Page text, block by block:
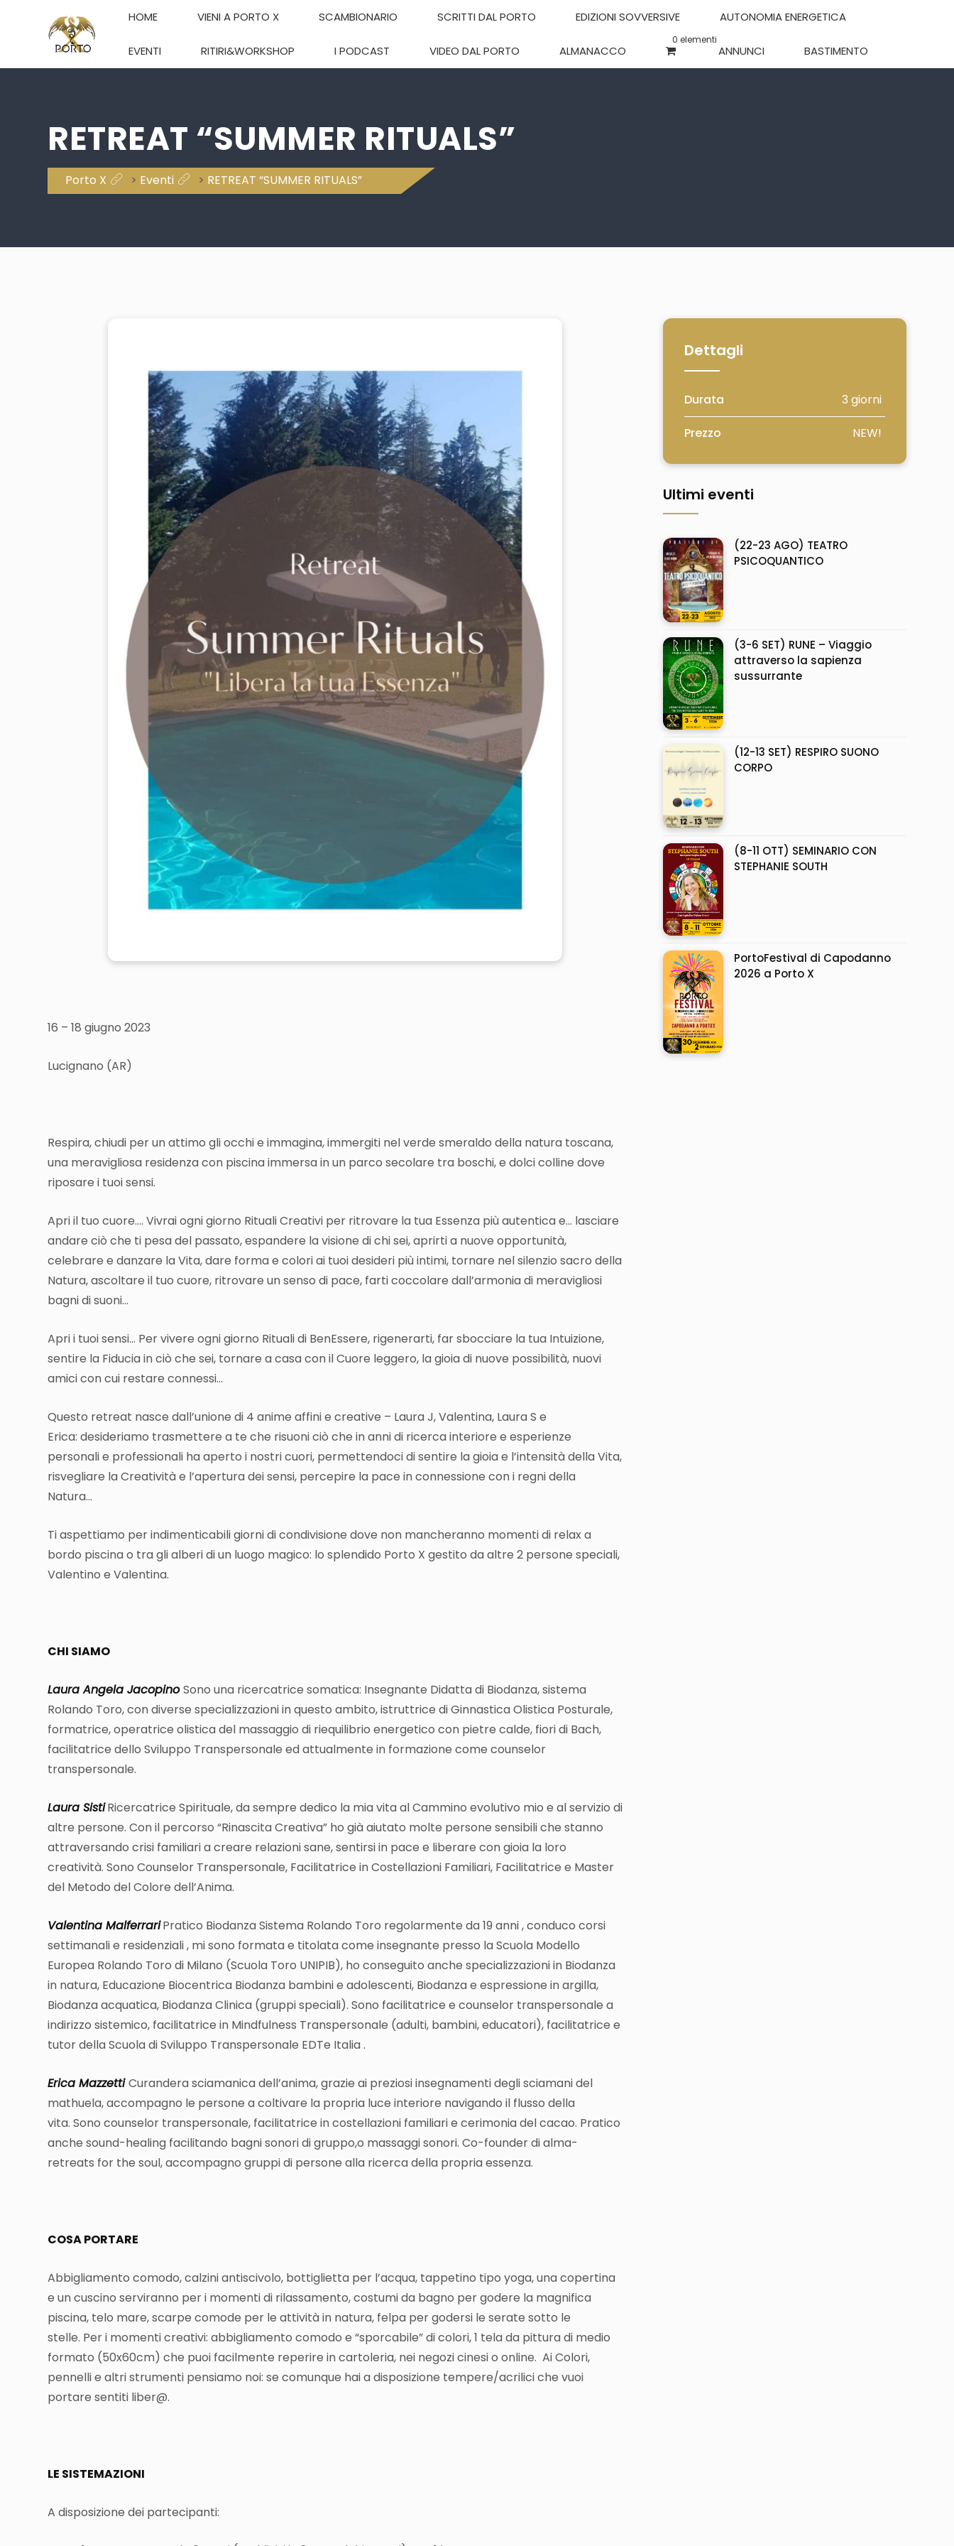
HOME VIENI A PORTO X SCAMBIONARIO SCRITTI DAL PORTO EDIZIONI SOVVERSIVE AUTONOMIA ENERGETICA
EVENTI RITIRI&WORKSHOP I PODCAST VIDEO DAL PORTO ALMANACCO
0 elementi
ANNUNCI BASTIMENTO
RETREAT “SUMMER RITUALS”
Porto X > Eventi > RETREAT “SUMMER RITUALS”
16 – 18 giugno 2023
Lucignano (AR)
Respira, chiudi per un attimo gli occhi e immagina, immergiti nel verde smeraldo della natura toscana,
una meravigliosa residenza con piscina immersa in un parco secolare tra boschi, e dolci colline dove
riposare i tuoi sensi.
Apri il tuo cuore…. Vivrai ogni giorno Rituali Creativi per ritrovare la tua Essenza più autenticae… lasciare
andare ciò che ti pesa del passato, espandere la visione di chi sei, aprirti a nuove opportunità,
celebrare e danzare la Vita, dare forma e colori ai tuoi desideri più intimi, tornare nel silenzio sacro della
Natura, ascoltare il tuo cuore, ritrovare un senso di pace, farti coccolare dall’armonia di meravigliosi
bagni di suoni…
Apri i tuoi sensi… Per vivere ogni giorno Rituali di BenEssere, rigenerarti, far sbocciare la tua Intuizione,
sentire la Fiducia in ciò che sei, tornare a casa con il Cuore leggero, la gioia di nuove possibilità, nuovi
amici con cui restare connessi…
Questo retreat nasce dall’unione di 4 anime affini e creative – Laura J, Valentina, Laura S e
Erica: desideriamo trasmettere a te che risuoni ciò che in anni di ricerca interiore e esperienze
personali e professionali ha aperto i nostri cuori, permettendoci di sentire la gioia e l’intensità della Vita,
risvegliare la Creatività e l’apertura dei sensi, percepire la pace in connessione con i regni della
Natura…
Ti aspettiamo per indimenticabili giorni di condivisione dove non mancheranno momenti di relax a
bordo piscina o tra gli alberi di un luogo magico: lo splendido Porto X gestito da altre 2 persone speciali,
Valentino e Valentina.
CHI SIAMO
Laura Angela JacopinoSono una ricercatrice somatica: Insegnante Didatta di Biodanza, sistema
Rolando Toro, con diverse specializzazioni in questo ambito, istruttrice di Ginnastica Olistica Posturale,
formatrice, operatrice olistica del massaggio di riequilibrio energetico con pietre calde, fiori di Bach,
facilitatrice dello Sviluppo Transpersonale ed attualmente in formazione come counselor
transpersonale.
Laura SistiRicercatrice Spirituale, da sempre dedico la mia vita al Cammino evolutivo mio e al servizio di
altre persone. Con il percorso “Rinascita Creativa” ho già aiutato molte persone sensibili che stanno
attraversando crisi familiari a creare relazioni sane, sentirsi in pace e liberare con gioia la loro
creatività. Sono Counselor Transpersonale, Facilitatrice in Costellazioni Familiari, Facilitatrice e Master
del Metodo del Colore dell’Anima.
Valentina MalferrariPratico Biodanza Sistema Rolando Toro regolarmente da 19 anni , conduco corsi
settimanali e residenziali , mi sono formata e titolata come insegnante presso la Scuola Modello
Europea Rolando Toro di Milano (Scuola Toro UNIPIB), ho conseguito anche specializzazioni in Biodanza
in natura, Educazione Biocentrica Biodanza bambini e adolescenti, Biodanza e espressione in argilla,
Biodanza acquatica, Biodanza Clinica (gruppi speciali). Sono facilitatrice e counselor transpersonale a
indirizzo sistemico, facilitatrice in Mindfulness Transpersonale (adulti, bambini, educatori), facilitatrice e
tutor della Scuoladi Sviluppo Transpersonale EDTe Italia .
Erica MazzettiCurandera sciamanica dell’anima, grazie ai preziosi insegnamenti degli sciamani del
mathuela, accompagno le persone a coltivare la propria luce interiore navigando il flusso della
vita. Sono counselor transpersonale, facilitatrice in costellazioni familiari e cerimonia del cacao. Pratico
anche sound-healing facilitando bagni sonori di gruppo,o massaggi sonori. Co-founder di alma-
retreats for the soul, accompagno gruppi di persone alla ricerca della propria essenza.
COSA PORTARE
Abbigliamento comodo,calzini antiscivolo, bottiglietta per l’acqua, tappetino tipo yoga, una copertina
e un cuscino serviranno per i momentidi rilassamento, costumi da bagno per godere la magnifica
piscina, telo mare,scarpe comode per le attività in natura, felpa per godersi le serate sotto le
stelle. Per i momenti creativi: abbigliamento comodo e “sporcabile” di colori,1 tela da pittura di medio
formato (50x60cm) che puoi facilmente reperire in cartoleria, nei negozi cinesi o online. Ai Colori,
pennelli e altri strumenti pensiamo noi: se comunque hai a disposizione tempere/acrilici che vuoi
portare sentiti liber@.
LE SISTEMAZIONI
A disposizione dei partecipanti:
Dettagli
Durata 3 giorni
Prezzo NEW!
Ultimi eventi
(22-23 AGO) TEATRO
PSICOQUANTICO
(3-6 SET) RUNE – Viaggio
attraverso la sapienza
sussurrante
(12-13 SET) RESPIRO SUONO
CORPO
(8-11 OTT) SEMINARIO CON
STEPHANIE SOUTH
PortoFestival di Capodanno
2026 a Porto X